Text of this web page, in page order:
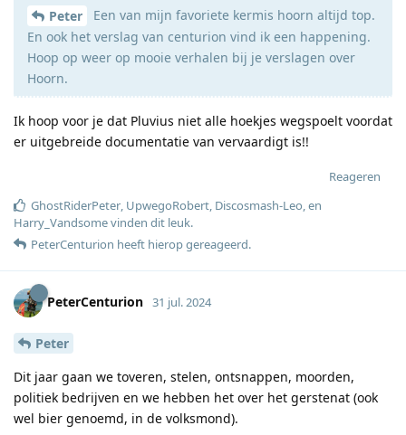
Peter
Een van mijn favoriete kermis hoorn altijd top.
En ook het verslag van centurion vind ik een happening.
Hoop op weer op mooie verhalen bij je verslagen over
Hoorn.
Ik hoop voor je dat Pluvius niet alle hoekjes wegspoelt voordat
er uitgebreide documentatie van vervaardigt is!!
Reageren
GhostRiderPeter, UpwegoRobert, Discosmash-Leo, en
Harry_Vandsomevinden dit leuk.
PeterCenturion heeft hierop gereageerd.
PeterCenturion 31 jul. 2024
Peter
Dit jaar gaan we toveren, stelen, ontsnappen, moorden,
politiek bedrijven en we hebben het over het gerstenat (ook
wel bier genoemd, in de volksmond).